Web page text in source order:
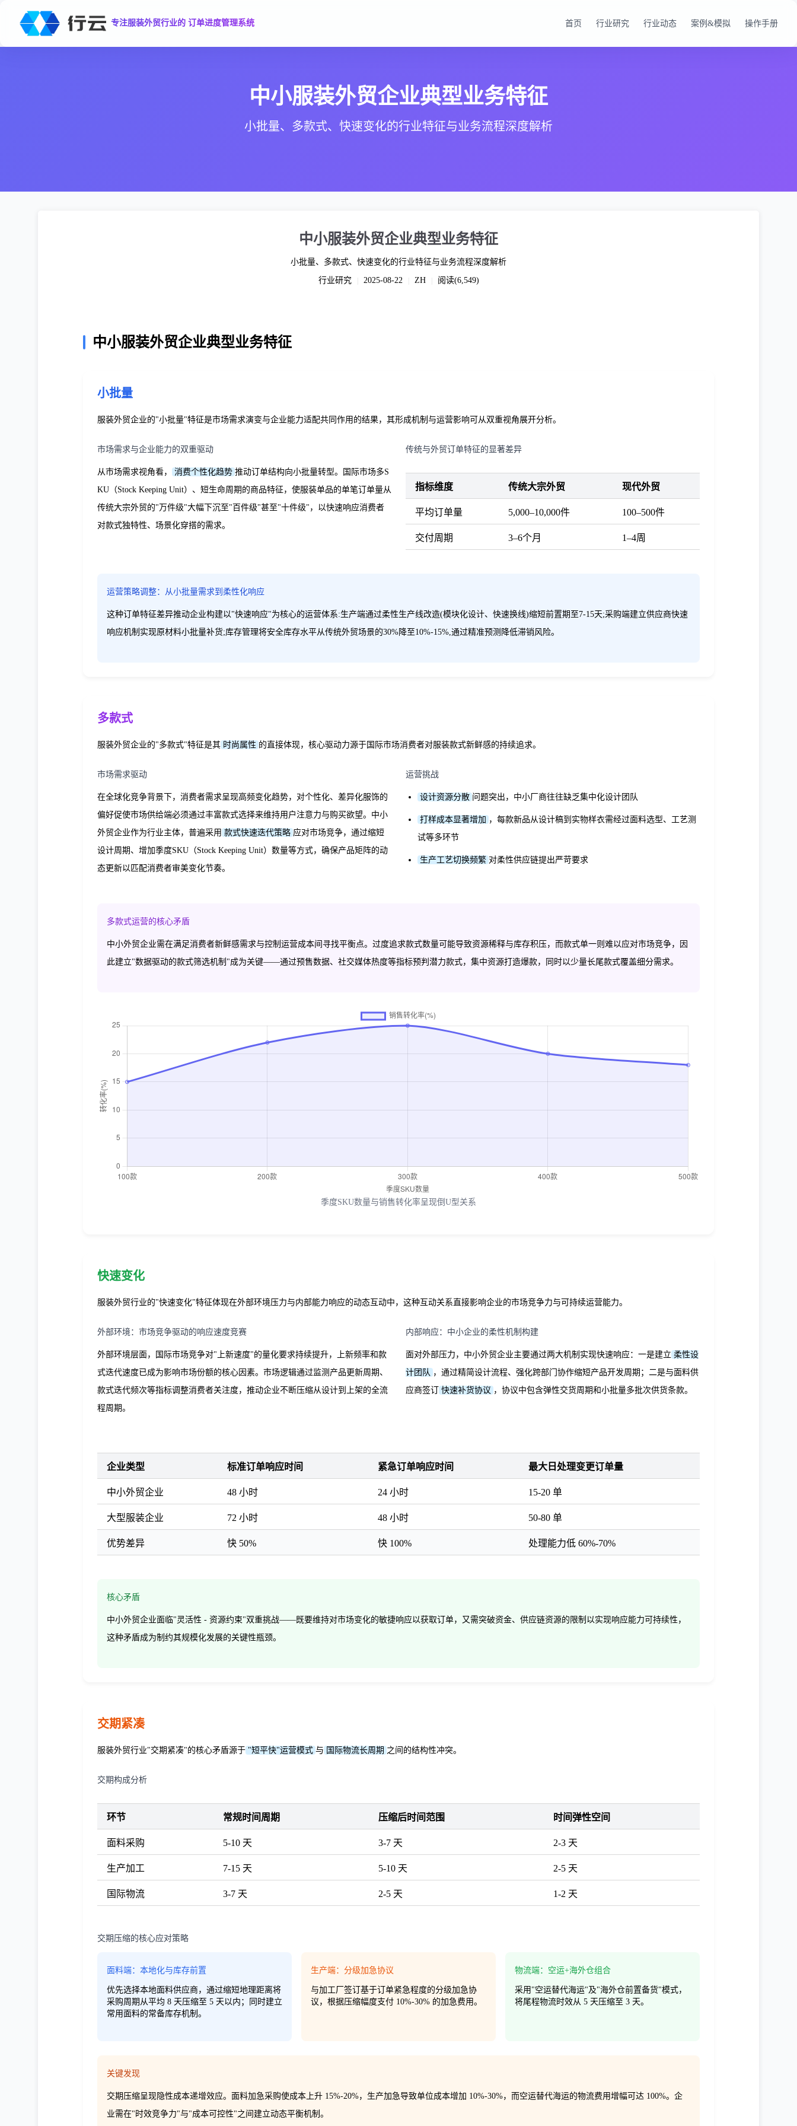
专注服装外贸行业的 订单进度管理系统 首页 行业研究 行业动态 案例&模拟 操作手册
中小服装外贸企业典型业务特征
小批量、多款式、快速变化的行业特征与业务流程深度解析
中小服装外贸企业典型业务特征
小批量、多款式、快速变化的行业特征与业务流程深度解析
行业研究 2025-08-22 ZH 阅读(6,549)
中小服装外贸企业典型业务特征
小批量
服装外贸企业的"小批量"特征是市场需求演变与企业能力适配共同作用的结果，其形成机制与运营影响可从双重视角展开分析。
市场需求与企业能力的双重驱动
从市场需求视角看， 消费个性化趋势 推动订单结构向小批量转型。国际市场多S
KU（Stock Keeping Unit）、短生命周期的商品特征，使服装单品的单笔订单量从
传统大宗外贸的"万件级"大幅下沉至"百件级"甚至"十件级"，以快速响应消费者
对款式独特性、场景化穿搭的需求。
传统与外贸订单特征的显著差异
指标维度 传统大宗外贸 现代外贸
平均订单量 5,000–10,000件 100–500件
交付周期 3–6个月 1–4周
运营策略调整：从小批量需求到柔性化响应
这种订单特征差异推动企业构建以"快速响应"为核心的运营体系:生产端通过柔性生产线改造(模块化设计、快速换线)缩短前置期至7-15天;采购端建立供应商快速
响应机制实现原材料小批量补货;库存管理将安全库存水平从传统外贸场景的30%降至10%-15%,通过精准预测降低滞销风险。
多款式
服装外贸企业的"多款式"特征是其 时尚属性 的直接体现，核心驱动力源于国际市场消费者对服装款式新鲜感的持续追求。
市场需求驱动
在全球化竞争背景下，消费者需求呈现高频变化趋势，对个性化、差异化服饰的
偏好促使市场供给端必须通过丰富款式选择来维持用户注意力与购买欲望。中小
外贸企业作为行业主体，普遍采用 款式快速迭代策略 应对市场竞争，通过缩短
设计周期、增加季度SKU（Stock Keeping Unit）数量等方式，确保产品矩阵的动
态更新以匹配消费者审美变化节奏。
运营挑战
设计资源分散 问题突出，中小厂商往往缺乏集中化设计团队
打样成本显著增加 ，每款新品从设计稿到实物样衣需经过面料选型、工艺测
试等多环节
生产工艺切换频繁 对柔性供应链提出严苛要求
多款式运营的核心矛盾
中小外贸企业需在满足消费者新鲜感需求与控制运营成本间寻找平衡点。过度追求款式数量可能导致资源稀释与库存积压，而款式单一则难以应对市场竞争，因
此建立"数据驱动的款式筛选机制"成为关键——通过预售数据、社交媒体热度等指标预判潜力款式，集中资源打造爆款，同时以少量长尾款式覆盖细分需求。
季度SKU数量与销售转化率呈现倒U型关系
快速变化
服装外贸行业的"快速变化"特征体现在外部环境压力与内部能力响应的动态互动中，这种互动关系直接影响企业的市场竞争力与可持续运营能力。
外部环境：市场竞争驱动的响应速度竞赛
外部环境层面，国际市场竞争对"上新速度"的量化要求持续提升，上新频率和款
式迭代速度已成为影响市场份额的核心因素。市场逻辑通过监测产品更新周期、
款式迭代频次等指标调整消费者关注度，推动企业不断压缩从设计到上架的全流
程周期。
内部响应：中小企业的柔性机制构建
面对外部压力，中小外贸企业主要通过两大机制实现快速响应：一是建立 柔性设
计团队 ，通过精简设计流程、强化跨部门协作缩短产品开发周期；二是与面料供
应商签订
快速补货协议 ，协议中包含弹性交货周期和小批量多批次供货条款。
企业类型 标准订单响应时间 紧急订单响应时间 最大日处理变更订单量
中小外贸企业 48 小时 24 小时 15-20 单
大型服装企业 72 小时 48 小时 50-80 单
优势差异 快 50% 快 100% 处理能力低 60%-70%
核心矛盾
中小外贸企业面临"灵活性 - 资源约束"双重挑战——既要维持对市场变化的敏捷响应以获取订单，又需突破资金、供应链资源的限制以实现响应能力可持续性，
这种矛盾成为制约其规模化发展的关键性瓶颈。
交期紧凑
服装外贸行业"交期紧凑"的核心矛盾源于 "短平快"运营模式 与 国际物流长周期 之间的结构性冲突。
交期构成分析
环节 常规时间周期 压缩后时间范围 时间弹性空间
面料采购 5-10 天 3-7 天 2-3 天
生产加工 7-15 天 5-10 天 2-5 天
国际物流 3-7 天 2-5 天 1-2 天
交期压缩的核心应对策略
面料端：本地化与库存前置
优先选择本地面料供应商，通过缩短地理距离将
采购周期从平均 8 天压缩至 5 天以内；同时建立
常用面料的常备库存机制。
生产端：分级加急协议
与加工厂签订基于订单紧急程度的分级加急协
议，根据压缩幅度支付 10%-30% 的加急费用。
物流端：空运+海外仓组合
采用"空运替代海运"及"海外仓前置备货"模式，
将尾程物流时效从 5 天压缩至 3 天。
关键发现
交期压缩呈现隐性成本递增效应。面料加急采购使成本上升 15%-20%，生产加急导致单位成本增加 10%-30%，而空运替代海运的物流费用增幅可达 100%。企
业需在"时效竞争力"与"成本可控性"之间建立动态平衡机制。